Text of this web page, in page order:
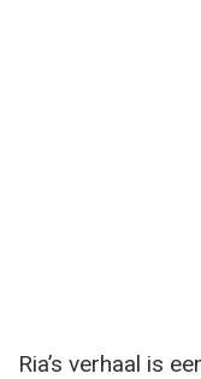
Ria’s verhaal is